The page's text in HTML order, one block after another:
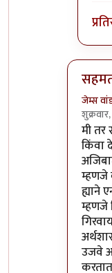
जेम्स
In
मी तर
किंवा
म्हणजे
ह्याने
म्हणजे
उजवे